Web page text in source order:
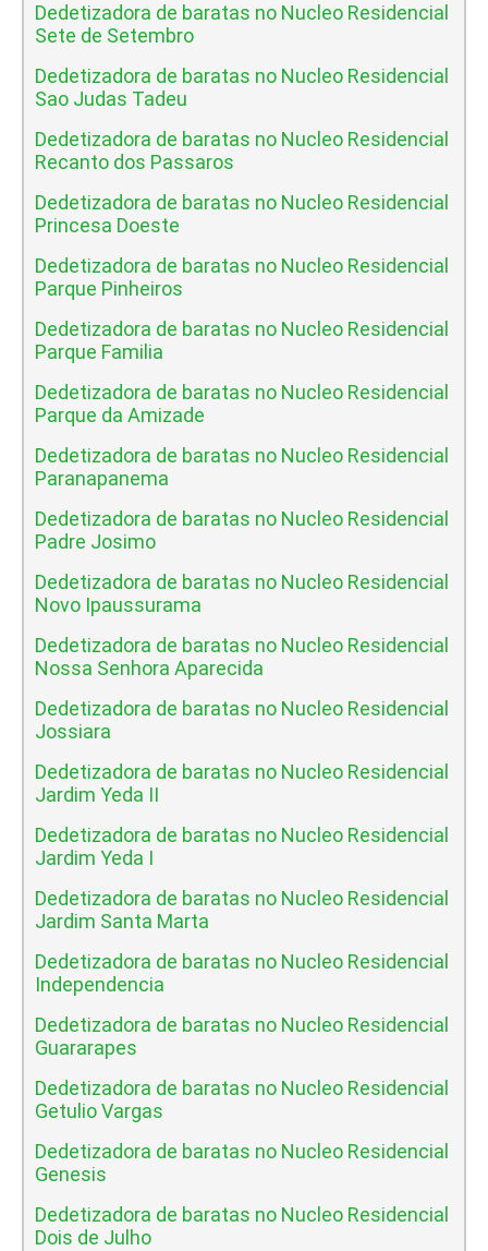
Dedetizadora de baratas no Nucleo Residencial
Sete de Setembro
Dedetizadora de baratas no Nucleo Residencial
Sao Judas Tadeu
Dedetizadora de baratas no Nucleo Residencial
Recanto dos Passaros
Dedetizadora de baratas no Nucleo Residencial
Princesa Doeste
Dedetizadora de baratas no Nucleo Residencial
Parque Pinheiros
Dedetizadora de baratas no Nucleo Residencial
Parque Familia
Dedetizadora de baratas no Nucleo Residencial
Parque da Amizade
Dedetizadora de baratas no Nucleo Residencial
Paranapanema
Dedetizadora de baratas no Nucleo Residencial
Padre Josimo
Dedetizadora de baratas no Nucleo Residencial
Novo Ipaussurama
Dedetizadora de baratas no Nucleo Residencial
Nossa Senhora Aparecida
Dedetizadora de baratas no Nucleo Residencial
Jossiara
Dedetizadora de baratas no Nucleo Residencial
Jardim Yeda II
Dedetizadora de baratas no Nucleo Residencial
Jardim Yeda I
Dedetizadora de baratas no Nucleo Residencial
Jardim Santa Marta
Dedetizadora de baratas no Nucleo Residencial
Independencia
Dedetizadora de baratas no Nucleo Residencial
Guararapes
Dedetizadora de baratas no Nucleo Residencial
Getulio Vargas
Dedetizadora de baratas no Nucleo Residencial
Genesis
Dedetizadora de baratas no Nucleo Residencial
Dois de Julho